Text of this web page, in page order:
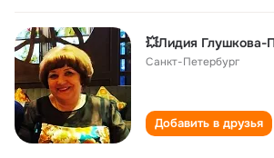
💥Лидия Глушкова-
Санкт-Петербург
Добавить в друзья